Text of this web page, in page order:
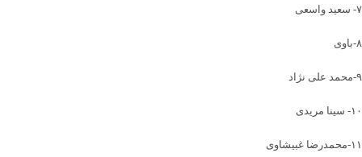
۷- سعید واسعی
۸-با‌وی
۹-محمد علی نژاد
۱۰- سینا مریدی
۱۱-محمدرضا غبیشاوی